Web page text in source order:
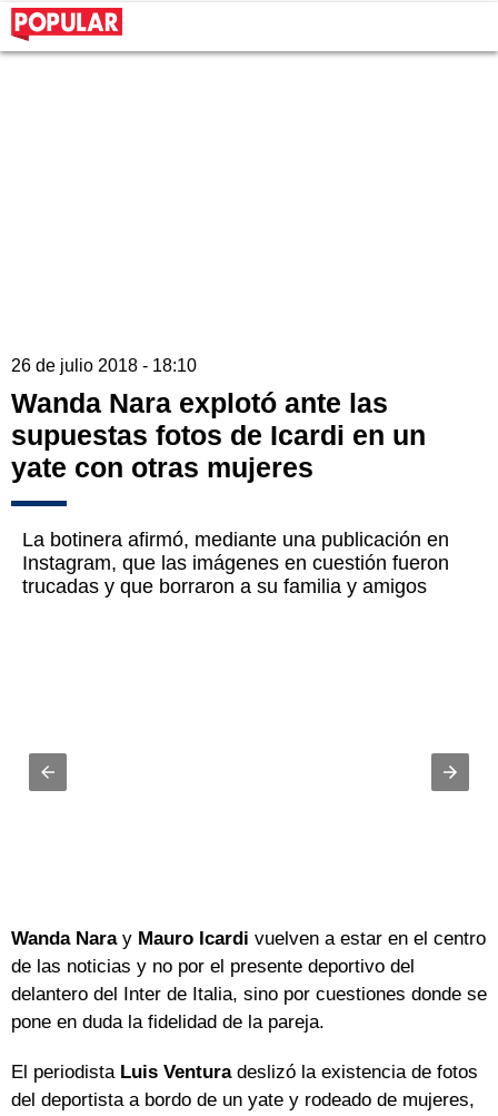
26 de julio 2018 - 18:10
Wanda Nara explotó ante las
supuestas fotos de Icardi en un
yate con otras mujeres
La botinera afirmó, mediante una publicación en
Instagram, que las imágenes en cuestión fueron
trucadas y que borraron a su familia y amigos
Wanda Naray Mauro Icardi vuelven a estar en el centro
de las noticias y no por el presente deportivo del
delantero del Inter de Italia, sino por cuestiones donde se
pone en duda la fidelidad de la pareja.
El periodista Luis Venturadeslizó la existencia de fotos
del deportista a bordo de un yate y rodeado de mujeres,